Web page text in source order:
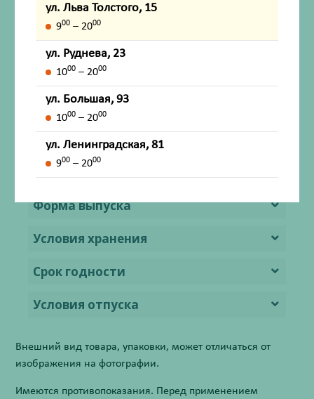
Противопоказания
Способ применения и дозы
Побочное действие
Передозировка
Лекарственное взаимодействие
Особые указания
Форма выпуска
Условия хранения
Срок годности
Условия отпуска
Внешний вид товара, упаковки, может отличаться от
изображения на фотографии.
Имеются противопоказания. Перед применением
ул. Льва Толстого, 15
900 – 2000
ул. Руднева, 23
1000 – 2000
ул. Большая, 93
1000 – 2000
ул. Ленинградская, 81
900 – 2000